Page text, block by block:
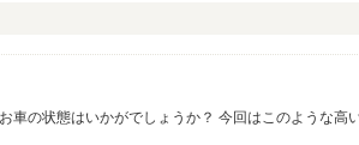
の状態はいかがでしょうか？ 今回はこのような高